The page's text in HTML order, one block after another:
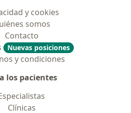
y cookies
somos
Contacto
Nuevas posiciones
y condiciones
los pacientes
Clínicas